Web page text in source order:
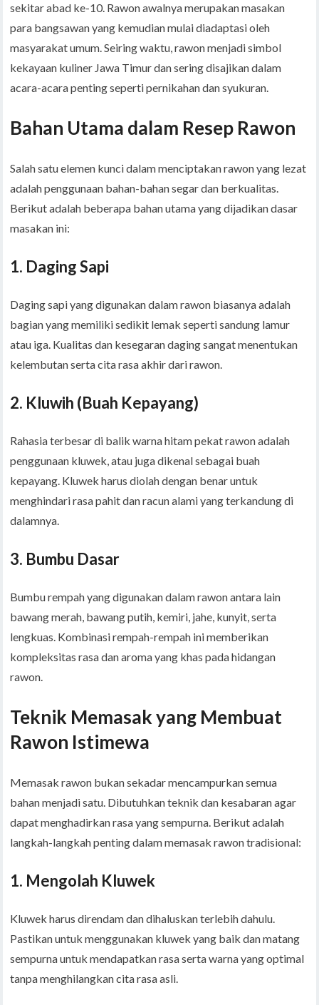
sekitar abad ke-10. Rawon awalnya merupakan masakan
para bangsawan yang kemudian mulai diadaptasi oleh
masyarakat umum. Seiring waktu, rawon menjadi simbol
kekayaan kuliner Jawa Timur dan sering disajikan dalam
acara-acara penting seperti pernikahan dan syukuran.
Bahan Utama dalam Resep Rawon
Salah satu elemen kunci dalam menciptakan rawon yang lezat
adalah penggunaan bahan-bahan segar dan berkualitas.
Berikut adalah beberapa bahan utama yang dijadikan dasar
masakan ini:
1. Daging Sapi
Daging sapi yang digunakan dalam rawon biasanya adalah
bagian yang memiliki sedikit lemak seperti sandung lamur
atau iga. Kualitas dan kesegaran daging sangat menentukan
kelembutan serta cita rasa akhir dari rawon.
2. Kluwih (Buah Kepayang)
Rahasia terbesar di balik warna hitam pekat rawon adalah
penggunaan kluwek, atau juga dikenal sebagai buah
kepayang. Kluwek harus diolah dengan benar untuk
menghindari rasa pahit dan racun alami yang terkandung di
dalamnya.
3. Bumbu Dasar
Bumbu rempah yang digunakan dalam rawon antara lain
bawang merah, bawang putih, kemiri, jahe, kunyit, serta
lengkuas. Kombinasi rempah-rempah ini memberikan
kompleksitas rasa dan aroma yang khas pada hidangan
rawon.
Teknik Memasak yang Membuat
Rawon Istimewa
Memasak rawon bukan sekadar mencampurkan semua
bahan menjadi satu. Dibutuhkan teknik dan kesabaran agar
dapat menghadirkan rasa yang sempurna. Berikut adalah
langkah-langkah penting dalam memasak rawon tradisional:
1. Mengolah Kluwek
Kluwek harus direndam dan dihaluskan terlebih dahulu.
Pastikan untuk menggunakan kluwek yang baik dan matang
sempurna untuk mendapatkan rasa serta warna yang optimal
tanpa menghilangkan cita rasa asli.